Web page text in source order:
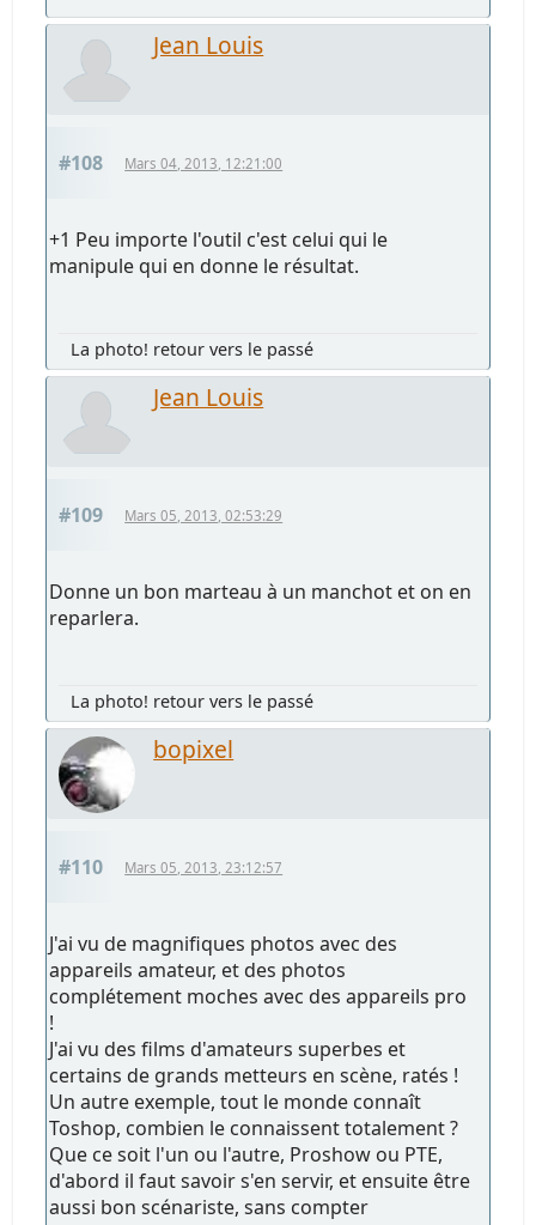
Jean Louis
#108 Mars 04, 2013, 12:21:00
+1 Peu importe l'outil c'est celui qui le
manipule qui en donne le résultat.
La photo! retour vers le passé
Jean Louis
#109 Mars 05, 2013, 02:53:29
Donne un bon marteau à un manchot et on en
reparlera.
La photo! retour vers le passé
bopixel
#110 Mars 05, 2013, 23:12:57
J'ai vu de magnifiques photos avec des
appareils amateur, et des photos
complétement moches avec des appareils pro
!
J'ai vu des films d'amateurs superbes et
certains de grands metteurs en scène, ratés !
Un autre exemple, tout le monde connaît
Toshop, combien le connaissent totalement ?
Que ce soit l'un ou l'autre, Proshow ou PTE,
d'abord il faut savoir s'en servir, et ensuite être
aussi bon scénariste, sans compter